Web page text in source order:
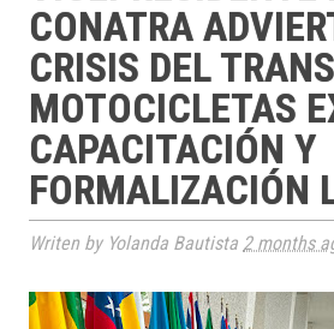
CONATRA
CRISIS DEL
MOTOCICLETAS
CAPACITACIÓN Y
FORMALIZACIÓN
Writen by Yolanda Bautista 2 months